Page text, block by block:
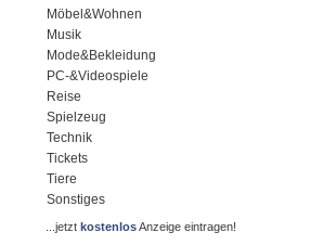
Möbel&Wohnen
Musik
Mode&Bekleidung
PC-&Videospiele
Reise
Spielzeug
Technik
Tickets
Tiere
Sonstiges
...jetztkostenlosAnzeige eintragen!